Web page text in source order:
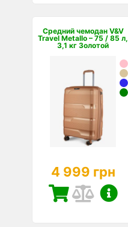
Средний чемодан V&V
Travel Metallo – 75 / 85 л,
3,1 кг Золотой
4 999 грн